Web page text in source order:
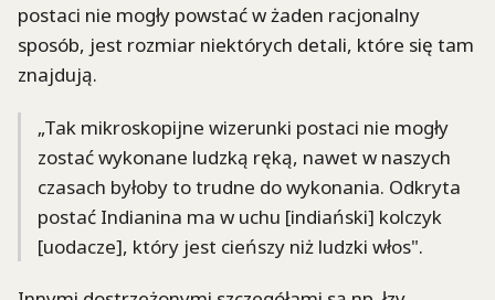
postaci nie mogły powstać w żaden racjonalny
sposób, jest rozmiar niektórych detali, które się tam
znajdują.
„Tak mikroskopijne wizerunki postaci nie mogły
zostać wykonane ludzką ręką, nawet w naszych
czasach byłoby to trudne do wykonania. Odkryta
postać Indianina ma w uchu [indiański] kolczyk
[uodacze], który jest cieńszy niż ludzki włos".